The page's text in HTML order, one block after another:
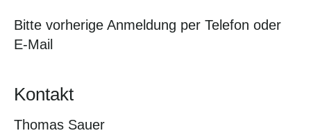
Bitte vorherige Anmeldung per Telefon oder
E-Mail
Kontakt
Thomas Sauer